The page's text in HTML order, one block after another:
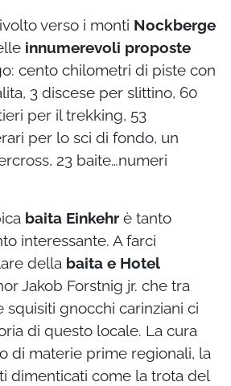
verso i monti Nockberge
innumerevoli proposte
cento chilometri di piste con
3 discese per slittino, 60
per il trekking, 53
per lo sci di fondo, un
23 baite…numeri
baita Einkehr è tanto
interessante. A farci
della baita e Hotel
Jakob Forstnig jr. che tra
squisiti gnocchi carinziani ci
di questo locale. La cura
di materie prime regionali, la
dimenticati come la trota del